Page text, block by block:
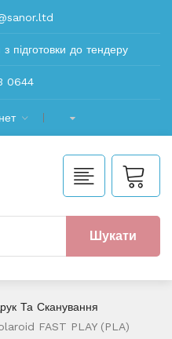
підготовки до тендеру
0644
Шукати
Та Сканування
FAST PLAY (PLA)